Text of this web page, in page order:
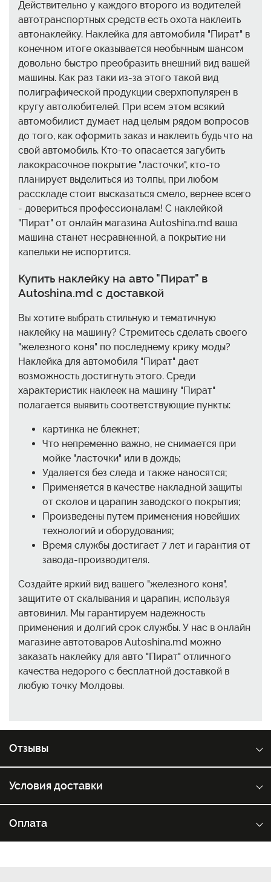
Действительно у каждого второго из водителей
автотранспортных средств есть охота наклеить
автонаклейку. Наклейка для автомобиля "Пират" в
конечном итоге оказывается необычным шансом
довольно быстро преобразить внешний вид вашей
машины. Как раз таки из-за этого такой вид
полиграфической продукции сверхпопулярен в
кругу автолюбителей. При всем этом всякий
автомобилист думает над целым рядом вопросов
до того, как оформить заказ и наклеить будь что на
свой автомобиль. Кто-то опасается загубить
лакокрасочное покрытие "ласточки", кто-то
планирует выделиться из толпы, при любом
расскладе стоит высказаться смело, вернее всего
- довериться профессионалам! С наклейкой
"Пират" от онлайн магазина Autoshina.md ваша
машина станет несравненной, а покрытие ни
капельки не испортится.
Купить наклейку на авто "Пират" в
Autoshina.md с доставкой
Вы хотите выбрать стильную и тематичную
наклейку на машину? Стремитесь сделать своего
"железного коня" по последнему крику моды?
Наклейка для автомобиля "Пират" дает
возможность достигнуть этого. Среди
характеристик наклеек на машину "Пират"
полагается выявить соответствующие пункты:
картинка не блекнет;
Что непременно важно, не снимается при
мойке "ласточки" или в дождь;
Удаляется без следа и также наносятся;
Применяется в качестве накладной защиты
от сколов и царапин заводского покрытия;
Произведены путем применения новейших
технологий и оборудования;
Время службы достигает 7 лет и гарантия от
завода-производителя.
Создайте яркий вид вашего "железного коня",
защитите от скалывания и царапин, используя
автовинил. Мы гарантируем надежность
применения и долгий срок службы. У нас в онлайн
магазине автотоваров Autoshina.md можно
заказать наклейку для авто "Пират" отличного
качества недорого с бесплатной доставкой в
любую точку Молдовы.
Отзывы
Условия доставки
Оплата